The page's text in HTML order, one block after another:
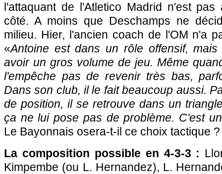
l'attaquant de l'Atletico Madrid n'est
côté. A moins que Deschamps ne
milieu. Hier, l'ancien coach de l'OM n'a
«Antoine est dans un rôle offensif,
avoir un gros volume de jeu. Même
l'empêche pas de revenir très bas,
Dans son club, il le fait beaucoup aussi.
de position, il se retrouve dans un
ça ne lui pose pas de problème. C'est
Le Bayonnais osera-t-il ce choix tactique ?
La composition possible en 4-3-3 :
Kimpembe (ou L. Hernandez), L.